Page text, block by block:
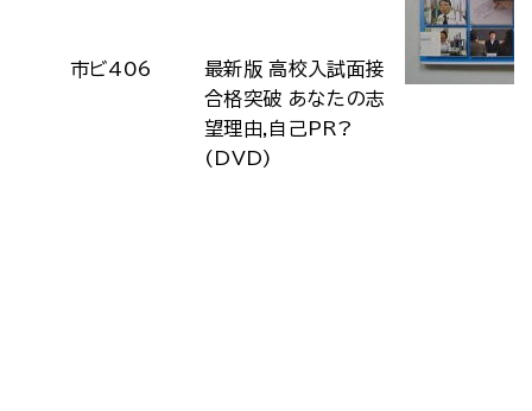
市ビ406
最新版 高校入試面接
合格突破 あなたの志
望理由,自己PR?
(DVD)